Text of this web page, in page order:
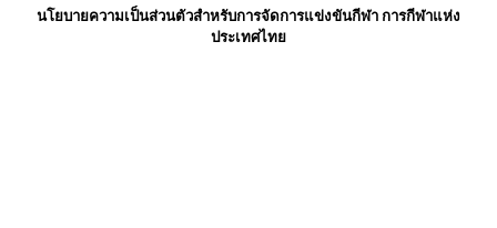
นโยบายความเป็นส่วนตัวสำหรับการจัดการแข่งขันกีฬา การกีฬาแห่ง
ประเทศไทย